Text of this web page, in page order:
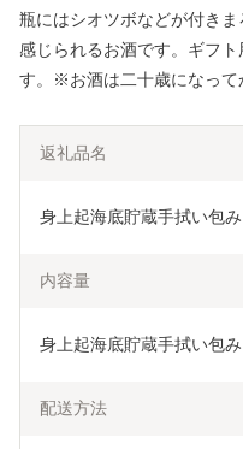
瓶にはシオツボなどが付き
感じられるお酒です。ギフ
す。※お酒は二十歳になって
返礼品名
身上起海底貯蔵手拭い包
内容量
身上起海底貯蔵手拭い包
配送方法